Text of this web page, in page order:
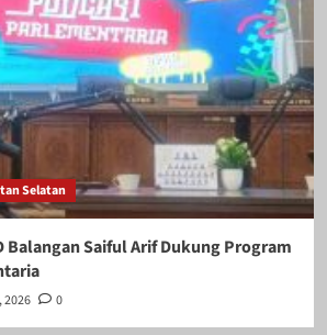
Selatan
Balangan Saiful Arif Dukung Program
2026 0